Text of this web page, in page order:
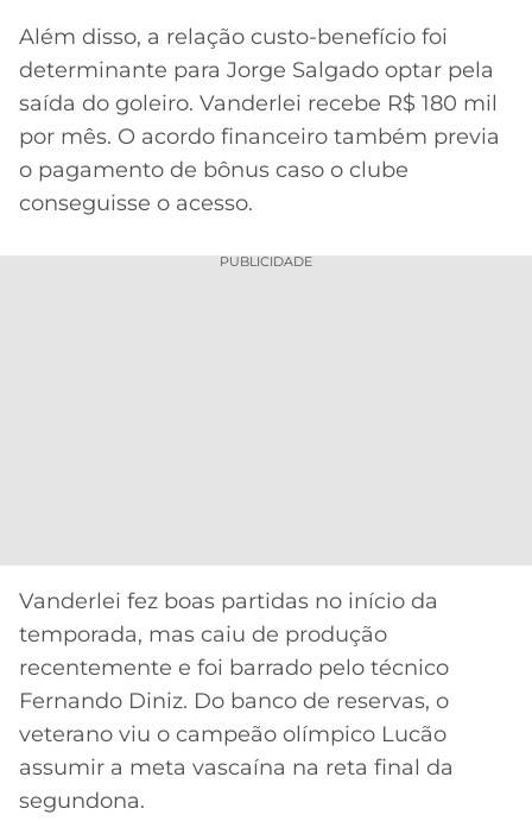
Além disso, a relação custo-benefício foi
determinante para Jorge Salgado optar pela
saída do goleiro. Vanderlei recebe R$ 180 mil
por mês. O acordo financeiro também previa
o pagamento de bônus caso o clube
conseguisse o acesso.
PUBLICIDADE
Vanderlei fez boas partidas no início da
temporada, mas caiu de produção
recentemente e foi barrado pelo técnico
Fernando Diniz. Do banco de reservas, o
veterano viu o campeão olímpico Lucão
assumir a meta vascaína na reta final da
segundona.